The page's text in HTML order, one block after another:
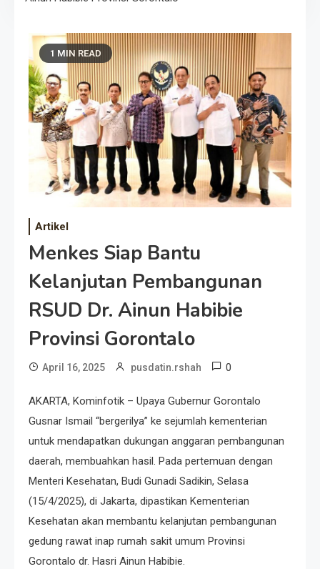
1 MIN READ
Artikel
Menkes Siap Bantu
Kelanjutan Pembangunan
RSUD Dr. Ainun Habibie
Provinsi Gorontalo
April 16, 2025 pusdatin.rshah 0
AKARTA, Kominfotik – Upaya Gubernur Gorontalo
Gusnar Ismail “bergerilya” ke sejumlah kementerian
untuk mendapatkan dukungan anggaran pembangunan
daerah, membuahkan hasil. Pada pertemuan dengan
Menteri Kesehatan, Budi Gunadi Sadikin, Selasa
(15/4/2025), di Jakarta, dipastikan Kementerian
Kesehatan akan membantu kelanjutan pembangunan
gedung rawat inap rumah sakit umum Provinsi
Gorontalo dr. Hasri Ainun Habibie.